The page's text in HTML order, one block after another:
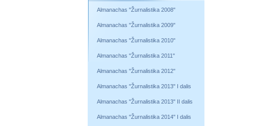
Almanachas "Žurnalistika 2008"
Almanachas "Žurnalistika 2009"
Almanachas "Žurnalistika 2010"
Almanachas "Žurnalistika 2011"
Almanachas "Žurnalistika 2012"
Almanachas "Žurnalistika 2013" I dalis
Almanachas "Žurnalistika 2013" II dalis
Almanachas "Žurnalistika 2014" I dalis